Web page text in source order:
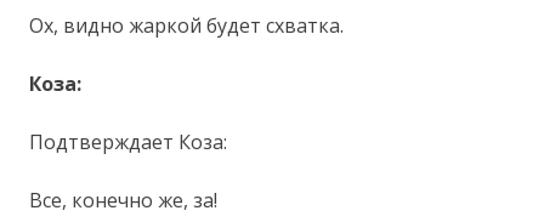
Ох, видно жаркой будет схватка.
Коза:
Подтверждает Коза:
Все, конечно же, за!